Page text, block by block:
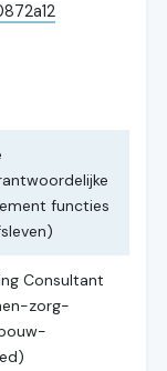
functies
Consultant
zorg-